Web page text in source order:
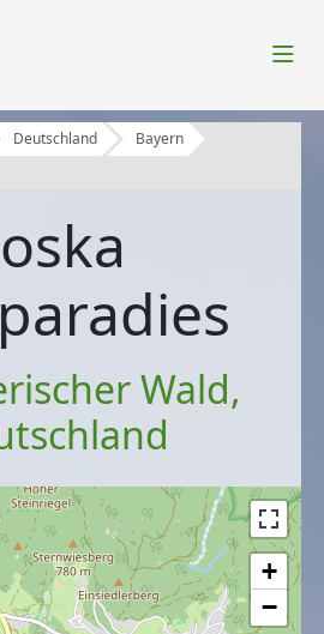
Deutschland
Bayern
Wald,
+
−